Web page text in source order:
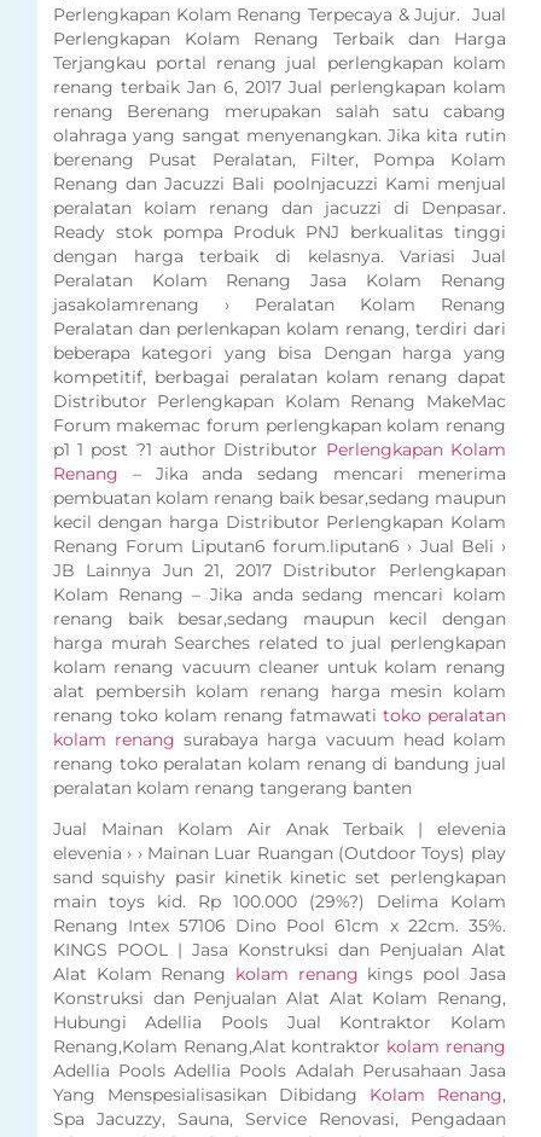
Perlengkapan Kolam Renang Terpecaya & Jujur. Jual
Perlengkapan Kolam Renang Terbaik dan Harga
Terjangkau portal renang jual perlengkapan kolam
renang terbaik Jan 6, 2017 Jual perlengkapan kolam
renang Berenang merupakan salah satu cabang
olahraga yang sangat menyenangkan. Jika kita rutin
berenang Pusat Peralatan, Filter, Pompa Kolam
Renang dan Jacuzzi Bali poolnjacuzzi Kami menjual
peralatan kolam renang dan jacuzzi di Denpasar.
Ready stok pompa Produk PNJ berkualitas tinggi
dengan harga terbaik di kelasnya. Variasi Jual
Peralatan Kolam Renang Jasa Kolam Renang
jasakolamrenang › Peralatan Kolam Renang
Peralatan dan perlenkapan kolam renang, terdiri dari
beberapa kategori yang bisa Dengan harga yang
kompetitif, berbagai peralatan kolam renang dapat
Distributor Perlengkapan Kolam Renang MakeMac
Forum makemac forum perlengkapan kolam renang
p1 1 post ?1 author Distributor Perlengkapan Kolam
Renang – Jika anda sedang mencari menerima
pembuatan kolam renang baik besar,sedang maupun
kecil dengan harga Distributor Perlengkapan Kolam
Renang Forum Liputan6 forum.liputan6 › Jual Beli ›
JB Lainnya Jun 21, 2017 Distributor Perlengkapan
Kolam Renang – Jika anda sedang mencari kolam
renang baik besar,sedang maupun kecil dengan
harga murah Searches related to jual perlengkapan
kolam renang vacuum cleaner untuk kolam renang
alat pembersih kolam renang harga mesin kolam
renang toko kolam renang fatmawati toko peralatan
kolam renang surabaya harga vacuum head kolam
renang toko peralatan kolam renang di bandung jual
peralatan kolam renang tangerang banten
Jual Mainan Kolam Air Anak Terbaik | elevenia
elevenia › › Mainan Luar Ruangan (Outdoor Toys) play
sand squishy pasir kinetik kinetic set perlengkapan
main toys kid. Rp 100.000 (29%?) Delima Kolam
Renang Intex 57106 Dino Pool 61cm x 22cm. 35%.
KINGS POOL | Jasa Konstruksi dan Penjualan Alat
Alat Kolam Renang kolam renang kings pool Jasa
Konstruksi dan Penjualan Alat Alat Kolam Renang,
Hubungi Adellia Pools Jual Kontraktor Kolam
Renang,Kolam Renang,Alat kontraktor kolam renang
Adellia Pools Adellia Pools Adalah Perusahaan Jasa
Yang Menspesialisasikan Dibidang Kolam Renang,
Spa Jacuzzy, Sauna, Service Renovasi, Pengadaan